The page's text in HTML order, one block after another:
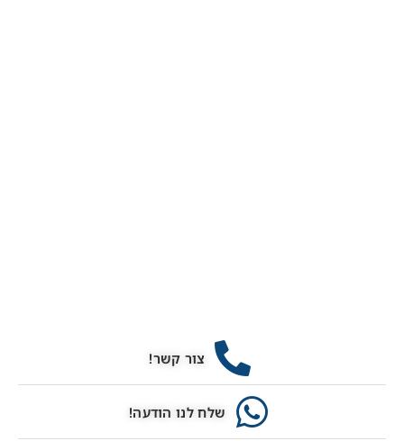
צור קשר!
שלח לנו הודעה!